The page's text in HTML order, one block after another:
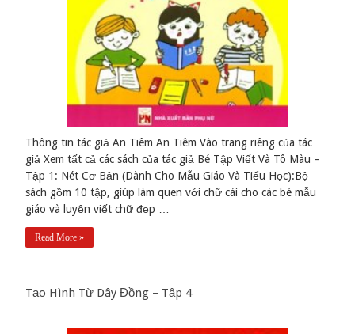
Thông tin tác giả An Tiêm An Tiêm Vào trang riêng của tác
giả Xem tất cả các sách của tác giả Bé Tập Viết Và Tô Màu –
Tập 1: Nét Cơ Bản (Dành Cho Mẫu Giáo Và Tiểu Học):Bộ
sách gồm 10 tập, giúp làm quen với chữ cái cho các bé mẫu
giáo và luyện viết chữ đẹp …
Read More »
Tạo Hình Từ Dây Đồng – Tập 4